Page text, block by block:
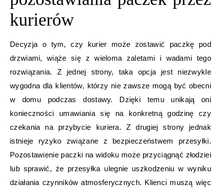
kurierów
Decyzja o tym, czy kurier może zostawić paczkę pod
drzwiami, wiąże się z wieloma zaletami i wadami tego
rozwiązania. Z jednej strony, taka opcja jest niezwykle
wygodna dla klientów, którzy nie zawsze mogą być obecni
w domu podczas dostawy. Dzięki temu unikają oni
konieczności umawiania się na konkretną godzinę czy
czekania na przybycie kuriera. Z drugiej strony jednak
istnieje ryzyko związane z bezpieczeństwem przesyłki.
Pozostawienie paczki na widoku może przyciągnąć złodziei
lub sprawić, że przesyłka ulegnie uszkodzeniu w wyniku
działania czynników atmosferycznych. Klienci muszą więc